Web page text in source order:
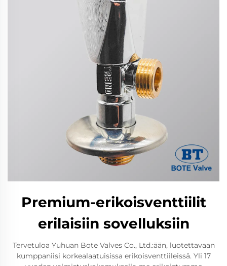
Premium-erikoisventtiilit
erilaisiin sovelluksiin
Tervetuloa Yuhuan Bote Valves Co., Ltd.:ään, luotettavaan
kumppaniisi korkealaatuisissa erikoisventtiileissä. Yli 17